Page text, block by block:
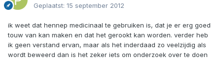
Geplaatst: 15 september 2012
ik weet dat hennep medicinaal te gebruiken is, dat je er erg goed
touw van kan maken en dat het gerookt kan worden. verder heb
ik geen verstand ervan, maar als het inderdaad zo veelzijdig als
wordt beweerd dan is het zeker iets om onderzoek over te doen